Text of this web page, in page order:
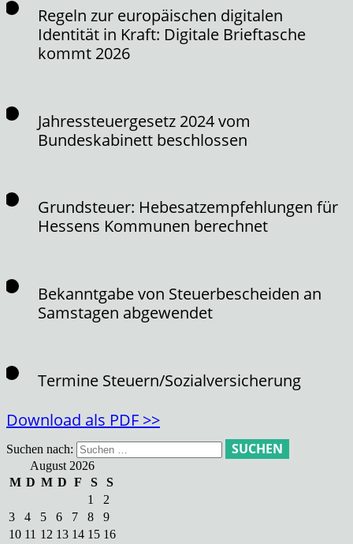
Regeln zur europäischen digitalen
Identität in Kraft: Digitale Brieftasche
kommt 2026
Jahressteuergesetz 2024 vom
Bundeskabinett beschlossen
Grundsteuer: Hebesatzempfehlungen für
Hessens Kommunen berechnet
Bekanntgabe von Steuerbescheiden an
Samstagen abgewendet
Termine Steuern/Sozialversicherung
Download als PDF >>
Suchen nach:
August 2026
M D M D F S
S
1
2
3
4 5 6 7 8
9
10 11 12 13 14 15 16